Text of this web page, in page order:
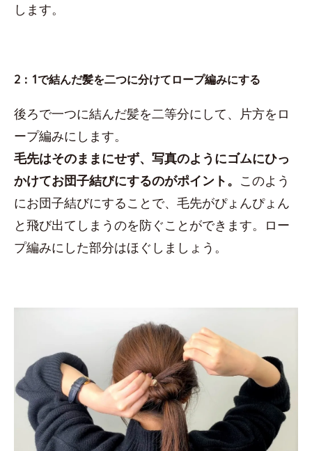
します。
2：1で結んだ髪を二つに分けてロープ編みにする
後ろで一つに結んだ髪を二等分にして、片方をロ
ープ編みにします。
毛先はそのままにせず、写真のようにゴムにひっ
かけてお団子結びにするのがポイント。 このよう
にお団子結びにすることで、毛先がぴょんぴょん
と飛び出てしまうのを防ぐことができます。ロー
プ編みにした部分はほぐしましょう。